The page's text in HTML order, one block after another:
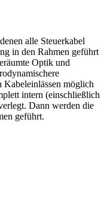
alle Steuerkabel
in den Rahmen geführt
Optik und
Kabeleinlässen möglich
intern (einschließlich
Dann werden die
geführt.